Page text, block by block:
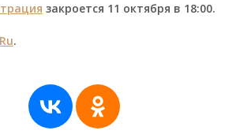
закроется 11 октября в 18:00.
.